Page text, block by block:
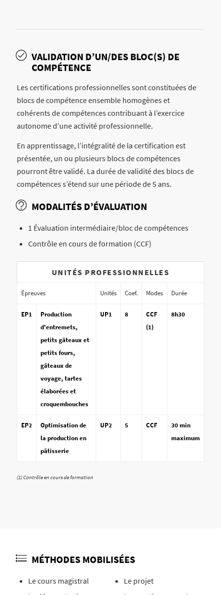
VALIDATION D’UN/DES BLOC(S) DE
COMPÉTENCE
Les certifications professionnelles sont constituées de
blocs de compétence ensemble homogènes et
cohérents de compétences contribuant à l’exercice
autonome d’une activité professionnelle.
En apprentissage, l’intégralité de la certification est
présentée, un ou plusieurs blocs de compétences
pourront être validé. La durée de validité des blocs de
compétences s’étend sur une période de 5 ans.
MODALITÉS D’ÉVALUATION
1 Évaluation intermédiaire/bloc de compétences
Contrôle en cours de formation (CCF)
UNITÉS PROFESSIONNELLES
Épreuves Unités Coef. Modes Durée
EP1
Production
d'entremets,
petits gâteaux et
petits fours,
gâteaux de
voyage, tartes
élaborées et
croquembouches
UP1 8
CCF
(1)
8h30
EP2
Optimisation de
la production en
pâtisserie
UP2 5 CCF
30 min
maximum
(1) Contrôle en cours de formation
MÉTHODES MOBILISÉES
Le cours magistral
Le projet